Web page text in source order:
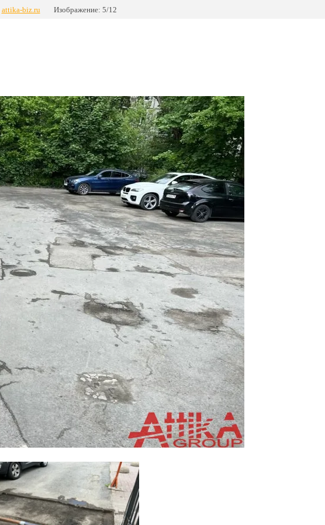
attika-biz.ru Изображение: 5/12